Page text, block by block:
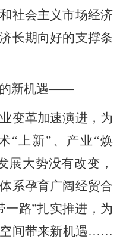
社会主义市场经济
长期向好的支撑条
的新机遇——
变革加速演进，为
“上新”、产业“焕
展大势没有改变，
系孕育广阔经贸合
一路”扎实推进，为
空间带来新机遇……